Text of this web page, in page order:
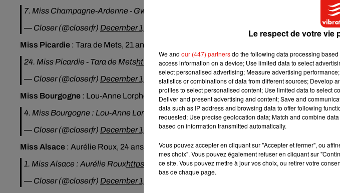
7. Miss Champagne-Ardenne - Gwenegann Saillard
— Closer (@closerfr) December 1, 2020
Miss Picardie : Tara de Mets, 21 ans, 1,79 m, étudiante en quatrième année de médecine
24. Miss Picardie - Tara de Metshttps://t.co/J6JbQUGBAZ
— Closer (@closerfr) December 1, 2020
Miss Bourgogne : Lou-Anne Lorphelin, 23 ans, 1,71 m, étudiante en marketing et business
4. Miss Bourgogne : Lou-Anne Lorphelinhttps://t.co/5iMt0naBGX
— Closer (@closerfr) December 1, 2020
Miss Alsace : Aurélie Roux, 24 ans, 1,72 m, technicienne de laboratoire
1. Miss Alsace : Aurélie Rouxhttps://t.co/RoK1z0tsqn
— Closer (@closerfr) December 1, 2020
Le respect de votre vie
We and our (447) partnersdo the following data processing
access information on a device; Use limited data to select
select personalised advertising; Measure advertising
statistics or combinations of data from different sources; Develop
profiles to select personalised content; Use limited data to select
Deliver and present advertising and content; Save and
data such as IP address and browsing data to offer following
requested; Use precise geolocation data; Match and combine
based on information transmitted automatically.
Vous pouvez accepter en cliquant sur "Accepter et fermer", ou
mes choix". Vous pouvez également refuser en cliquant sur
ce site. Vous pouvez mettre à jour vos choix, ou retirer votre
bas de chaque page.